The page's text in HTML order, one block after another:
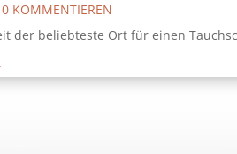
KOMMENTIEREN
der beliebteste Ort für einen